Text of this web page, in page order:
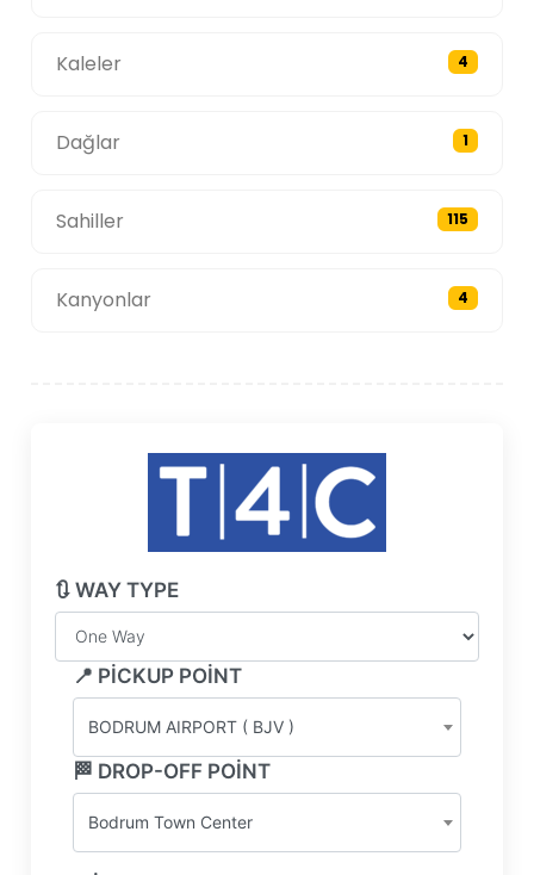
Kaleler 4
Dağlar 1
Sahiller 115
Kanyonlar 4
🔃 WAY TYPE
📍 PICKUP POINT
BODRUM AIRPORT ( BJV )
🏁 DROP-OFF POINT
Bodrum Town Center